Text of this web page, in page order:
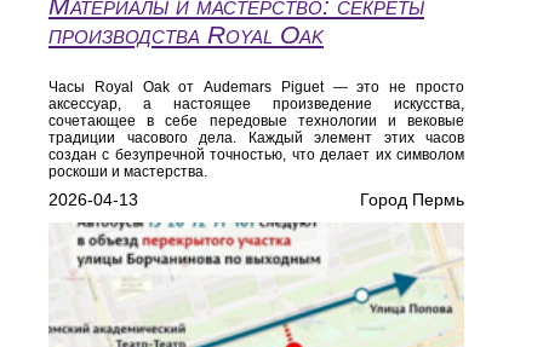
Материалы и мастерство: секреты
производства Royal Oak
Часы Royal Oak от Audemars Piguet — это не просто
аксессуар, а настоящее произведение искусства,
сочетающее в себе передовые технологии и вековые
традиции часового дела. Каждый элемент этих часов
создан с безупречной точностью, что делает их символом
роскоши и мастерства.
2026-04-13 Город Пермь